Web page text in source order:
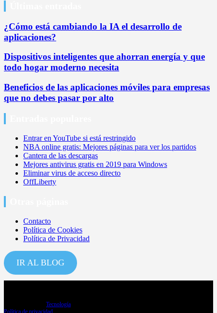
¿Cómo está cambiando la IA el desarrollo de
aplicaciones?
Dispositivos inteligentes que ahorran energía y que
todo hogar moderno necesita
Beneficios de las aplicaciones móviles para empresas
que no debes pasar por alto
Entrar en YouTube si está restringido
NBA online gratis: Mejores páginas para ver los partidos
Cantera de las descargas
Mejores antivirus gratis en 2019 para Windows
Eliminar virus de acceso directo
OffLiberty
Contacto
Política de Cookies
Política de Privacidad
IR AL BLOG
Tecnología
Política de privacidad